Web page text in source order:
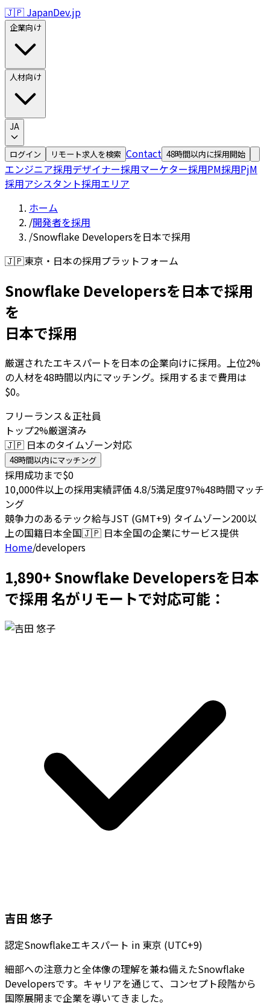
🇯🇵 JapanDev.jp
企業向け
人材向け
JA
ログイン リモート求人を検索 Contact 48時間以内に採用開始
エンジニア採用デザイナー採用マーケター採用PM採用PjM
採用アシスタント採用エリア
ホーム
/開発者を採用
/Snowflake Developersを日本で採用
🇯🇵東京・日本の採用プラットフォーム
Snowflake Developersを日本で採用
を
日本で採用
厳選されたエキスパートを日本の企業向けに採用。上位2%
の人材を48時間以内にマッチング。採用するまで費用は
$0。
フリーランス＆正社員
トップ2%厳選済み
🇯🇵 日本のタイムゾーン対応
48時間以内にマッチング
採用成功まで$0
10,000件以上の採用実績評価 4.8/5満足度97%48時間マッチ
ング
競争力のあるテック給与JST (GMT+9) タイムゾーン200以
上の国籍日本全国🇯🇵 日本全国の企業にサービス提供
Home/developers
1,890+ Snowflake Developersを日本
で採用 名がリモートで対応可能：
吉田 悠子
認定Snowflakeエキスパート in 東京 (UTC+9)
細部への注意力と全体像の理解を兼ね備えたSnowflake
Developersです。キャリアを通じて、コンセプト段階から
国際展開まで企業を導いてきました。